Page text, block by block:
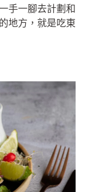
手一腳去計劃和
地方，就是吃東